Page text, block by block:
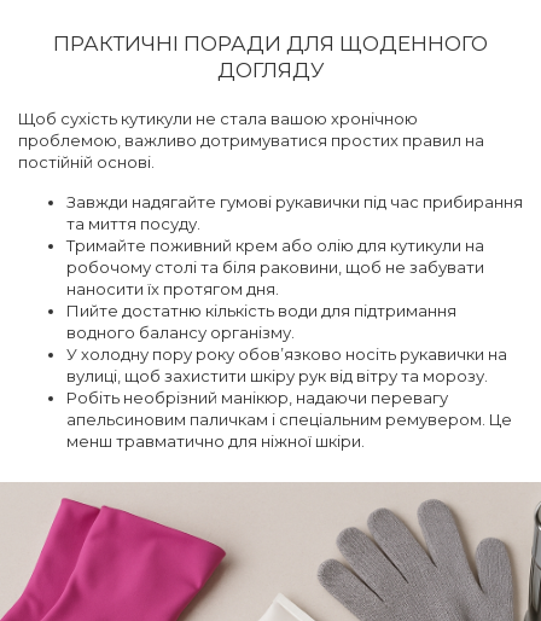
ПРАКТИЧНІ ПОРАДИ ДЛЯ ЩОДЕННОГО
ДОГЛЯДУ
Щоб сухість кутикули не стала вашою хронічною
проблемою, важливо дотримуватися простих правил на
постійній основі.
Завжди надягайте гумові рукавички під час прибирання
та миття посуду.
Тримайте поживний крем або олію для кутикули на
робочому столі та біля раковини, щоб не забувати
наносити їх протягом дня.
Пийте достатню кількість води для підтримання
водного балансу організму.
У холодну пору року обов’язково носіть рукавички на
вулиці, щоб захистити шкіру рук від вітру та морозу.
Робіть необрізний манікюр, надаючи перевагу
апельсиновим паличкам і спеціальним ремувером. Це
менш травматично для ніжної шкіри.